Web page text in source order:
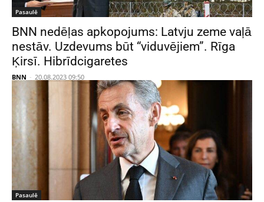
Pasaulē
BNN nedēļas apkopojums: Latvju zeme vaļā
nestāv. Uzdevums būt “viduvējiem”. Rīga
Ķirsī. Hibrīdcigaretes
BNN - 20.08.2023 09:50
Pasaulē